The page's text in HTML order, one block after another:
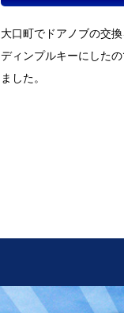
大口町でドアノブの交換
ディンプルキーにした
ました。